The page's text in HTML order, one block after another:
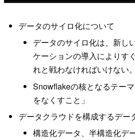
データのサイロ化について
データのサイロ化は、新し
ケーションの導入によりす
れと戦わなければいけない。
Snowflakeの核となるテー
をなくすこと」
データクラウドを構成するデー
構造化データ、半構造化デ